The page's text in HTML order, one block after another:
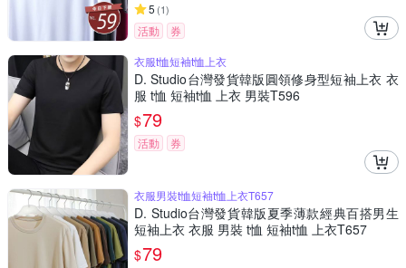
5 (1)
活動
券
衣服t恤短袖t恤上衣
D. Studio台灣發貨韓版圓領修身型短袖上衣 衣
服 t恤 短袖t恤 上衣 男裝T596
$79
活動 券
衣服男裝t恤短袖t恤上衣T657
D. Studio台灣發貨韓版夏季薄款經典百搭男生
短袖上衣 衣服 男裝 t恤 短袖t恤 上衣T657
$79